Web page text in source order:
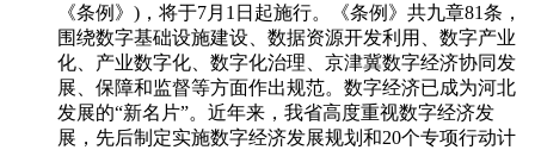
《条例》)，将于7月1日起施行。《条例》共九章81条，
围绕数字基础设施建设、数据资源开发利用、数字产业
化、产业数字化、数字化治理、京津冀数字经济协同发
展、保障和监督等方面作出规范。数字经济已成为河北
发展的“新名片”。近年来，我省高度重视数字经济发
展，先后制定实施数字经济发展规划和20个专项行动计